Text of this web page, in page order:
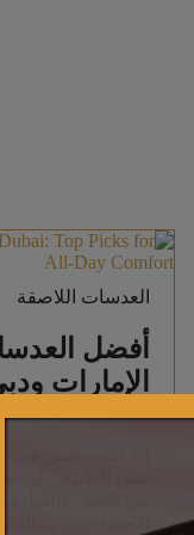
العدسات اللاصقة
أفضل
الإمارات
لراحة تدوم
فمن الطبيعي أن
بين العمل
الاجتماعية،